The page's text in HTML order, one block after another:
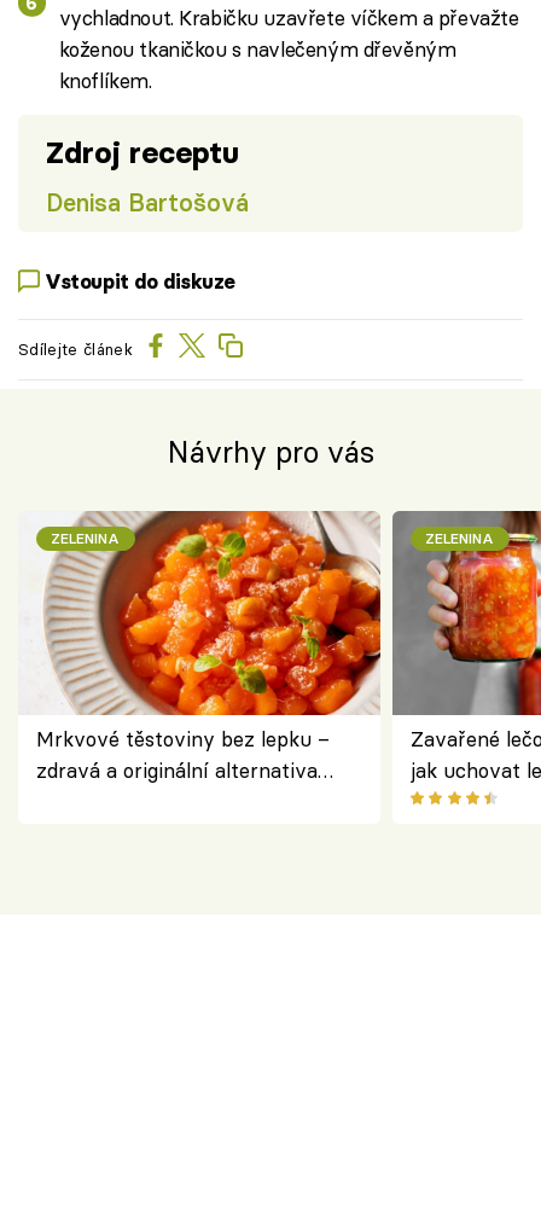
vychladnout. Krabičku uzavřete víčkem a převažte
koženou tkaničkou s navlečeným dřevěným
knoflíkem.
Zdroj receptu
Denisa Bartošová
Vstoupit do diskuze
Sdílejte článek
Návrhy pro vás
ZELENINA
Mrkvové těstoviny bez lepku –
zdravá a originální alternativa
ZELENINA
Zavařené
jak uchovat